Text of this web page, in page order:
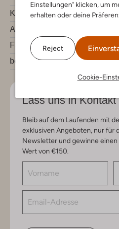
Einstellungen" klicken, um
erhalten oder deine
Reject
Cookie-
Kundenservice
Account
Fashion News
bei Omoda
Lass uns in Kontakt
Bleib auf dem Laufenden mit
exklusiven Angeboten, nur für
Newsletter und gewinne
Wert von €150.